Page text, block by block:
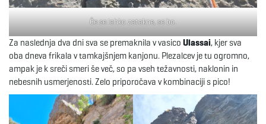
Če se lahko zatakne, se bo.
Za naslednja dva dni sva se premaknila v vasico Ulassai, kjer sva
oba dneva frikala v tamkajšnjem kanjonu. Plezalcev je tu ogromno,
ampak je k sreči smeri še več, so pa vseh težavnosti, naklonin in
nebesnih usmerjenosti. Zelo priporočava v kombinaciji s pico!